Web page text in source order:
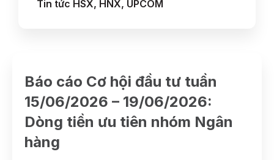
Tin tức HSX, HNX, UPCOM
Báo cáo Cơ hội đầu tư tuần
15/06/2026 – 19/06/2026:
Dòng tiền ưu tiên nhóm Ngân
hàng